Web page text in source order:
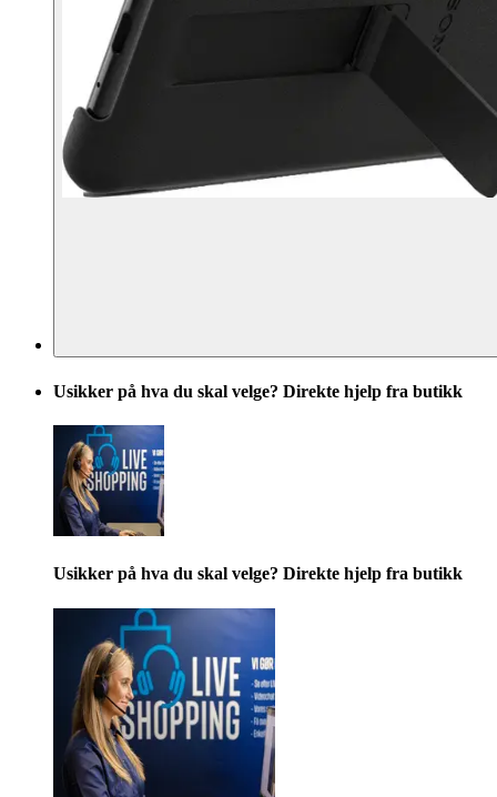
Usikker på hva du skal velge? Direkte hjelp fra butikk
Usikker på hva du skal velge? Direkte hjelp fra butikk